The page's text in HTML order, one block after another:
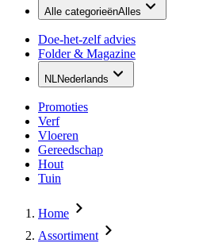
Alle categorieënAlles
Doe-het-zelf advies
Folder & Magazine
NLNederlands
Promoties
Verf
Vloeren
Gereedschap
Hout
Tuin
Home
Assortiment